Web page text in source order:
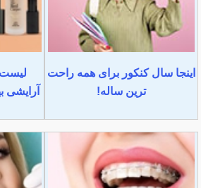
اینجا سال کنکور برای همه راحت
ترین ساله!
آرایشی